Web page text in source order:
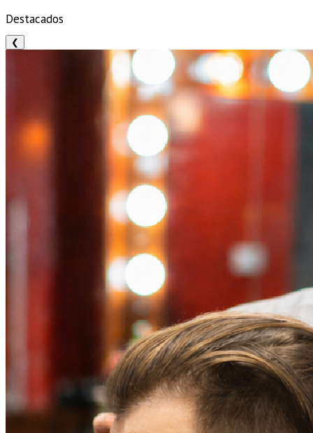
Destacados
❮